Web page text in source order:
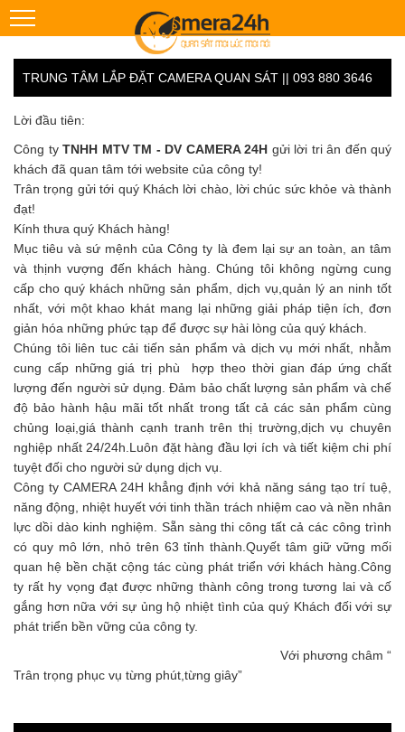
TRUNG TÂM LẮP ĐẶT CAMERA QUAN SÁT || 093 880 3646
Lời đầu tiên:
Công ty TNHH MTV TM - DV CAMERA 24H gửi lời tri ân đến quý
khách đã quan tâm tới website của công ty!
Trân trọng gửi tới quý Khách lời chào, lời chúc sức khỏe và thành
đạt!
Kính thưa quý Khách hàng!
Mục tiêu và sứ mệnh của Công ty là đem lại sự an toàn, an tâm
và thịnh vượng đến khách hàng. Chúng tôi không ngừng cung
cấp cho quý khách những sản phẩm, dịch vụ,quản lý an ninh tốt
nhất, với một khao khát mang lại những giải pháp tiện ích, đơn
giản hóa những phức tạp để được sự hài lòng của quý khách.
Chúng tôi liên tuc cải tiến sản phẩm và dịch vụ mới nhất, nhằm
cung cấp những giá trị phù hợp theo thời gian đáp ứng chất
lượng đến người sử dụng. Đảm bảo chất lượng sản phẩm và chế
độ bảo hành hậu mãi tốt nhất trong tất cả các sản phẩm cùng
chủng loại,giá thành cạnh tranh trên thị trường,dịch vụ chuyên
nghiệp nhất 24/24h.Luôn đặt hàng đầu lợi ích và tiết kiệm chi phí
tuyệt đối cho người sử dụng dịch vụ.
Công ty CAMERA 24H khẳng định với khả năng sáng tạo trí tuệ,
năng động, nhiệt huyết với tinh thần trách nhiệm cao và nền nhân
lực dồi dào kinh nghiệm. Sẵn sàng thi công tất cả các công trình
có quy mô lớn, nhỏ trên 63 tỉnh thành.Quyết tâm giữ vững mối
quan hệ bền chặt cộng tác cùng phát triển với khách hàng.Công
ty rất hy vọng đạt được những thành công trong tương lai và cố
gắng hơn nữa với sự ủng hộ nhiệt tình của quý Khách đối với sự
phát triển bền vững của công ty.
Với phương châm “
Trân trọng phục vụ từng phút,từng giây”